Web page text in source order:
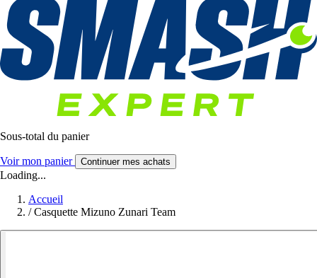
Sous-total du panier
Voir mon panier Continuer mes achats
Loading...
Accueil
/ Casquette Mizuno Zunari Team